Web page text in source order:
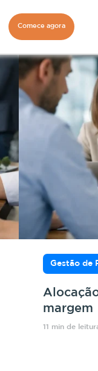
Comece agora
Gestão de
margem
11 min de